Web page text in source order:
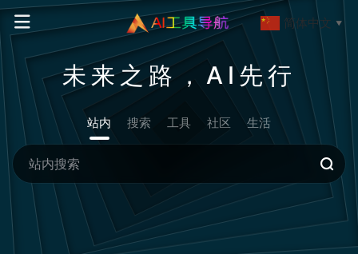
未来之路，AI先行
站内 搜索 工具 社区 生活
简体中文 ▼